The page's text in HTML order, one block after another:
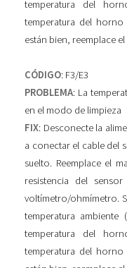
temperatura del
temperatura del
están bien, reemplace
CÓDIGO: F3/E3
PROBLEMA: La
en el modo de limpieza
FIX: Desconecte la
a conectar el cable del
suelto. Reemplace el
resistencia del
voltímetro/ohmímetro.
temperatura
temperatura del
temperatura del